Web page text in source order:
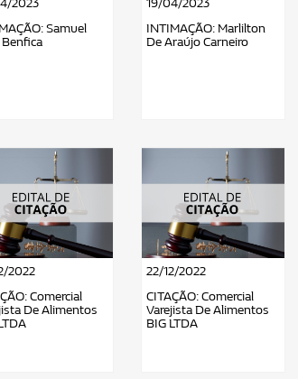
Samuel
INTIMAÇÃO: Marlilton
De Araújo Carneiro
2022
Comercial
De Alimentos
22/12/2022
CITAÇÃO: Comercial
Varejista De Alimentos
BIG LTDA